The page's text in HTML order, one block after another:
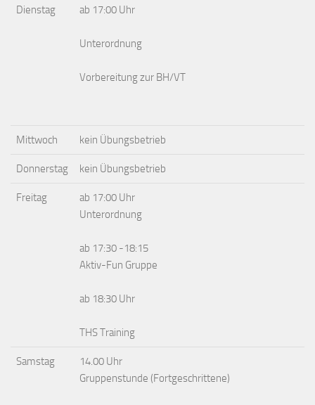
Dienstag ab 17:00 Uhr
Unterordnung
Vorbereitung zur BH/VT
Mittwoch kein Übungsbetrieb
Donnerstag kein Übungsbetrieb
Freitag
ab 17:00 Uhr
Unterordnung
ab 17:30 -18:15
Aktiv-Fun Gruppe
ab 18:30 Uhr
THS Training
Samstag
14.00 Uhr
Gruppenstunde (Fortgeschrittene)